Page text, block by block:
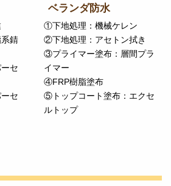
錆
セ
セ
ベランダ防水
①下地処理：機械ケレン
②下地処理：アセトン拭き
③プライマー塗布：層間プラ
イマー
④FRP樹脂塗布
⑤トップコート塗布：エクセ
ルトップ